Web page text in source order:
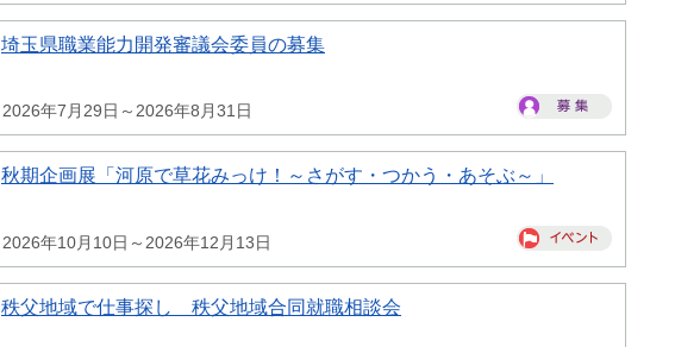
埼玉県職業能力開発審議会委員の募集
2026年7月29日～2026年8月31日
秋期企画展「河原で草花みっけ！～さがす・つかう・あそぶ～」
2026年10月10日～2026年12月13日
秩父地域で仕事探し 秩父地域合同就職相談会